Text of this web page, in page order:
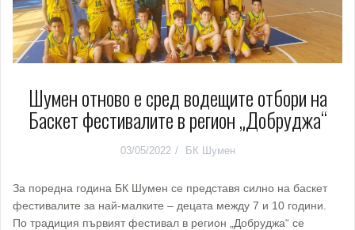
Шумен отново е сред водещите отбори на
Баскет фестивалите в регион „Добруджа“
03/05/2022 БК Шумен
За поредна година БК Шумен се представя силно на баскет
фестивалите за най-малките – децата между 7 и 10 години.
По традиция първият фестивал в регион „Добруджа“ се